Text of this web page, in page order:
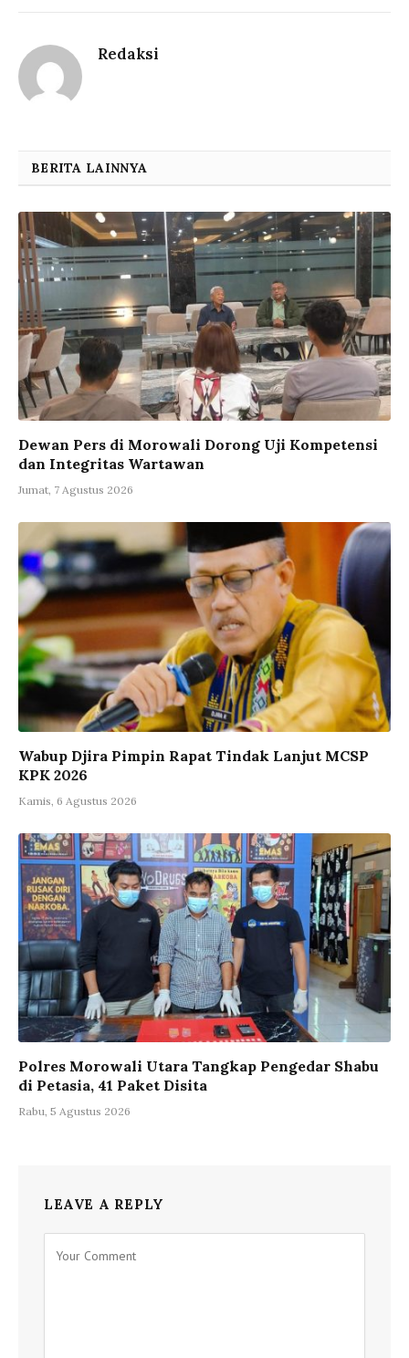
Redaksi
BERITA LAINNYA
Dewan Pers di Morowali Dorong Uji Kompetensi
dan Integritas Wartawan
Jumat, 7 Agustus 2026
Wabup Djira Pimpin Rapat Tindak Lanjut MCSP
KPK 2026
Kamis, 6 Agustus 2026
Polres Morowali Utara Tangkap Pengedar Shabu
di Petasia, 41 Paket Disita
Rabu, 5 Agustus 2026
LEAVE A REPLY